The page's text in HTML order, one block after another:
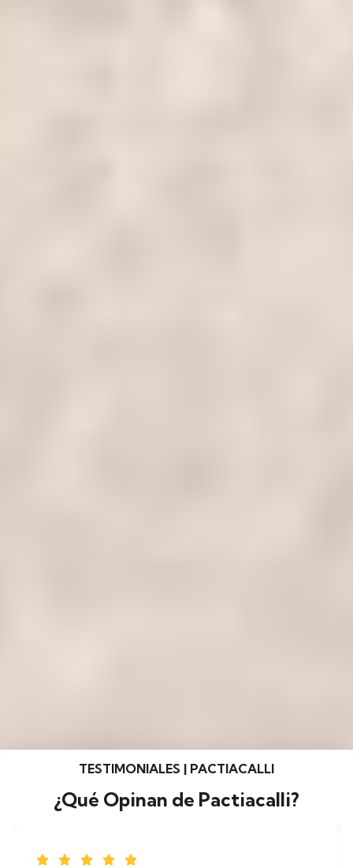
TESTIMONIALES | PACTIACALLI
¿Qué Opinan de Pactiacalli?